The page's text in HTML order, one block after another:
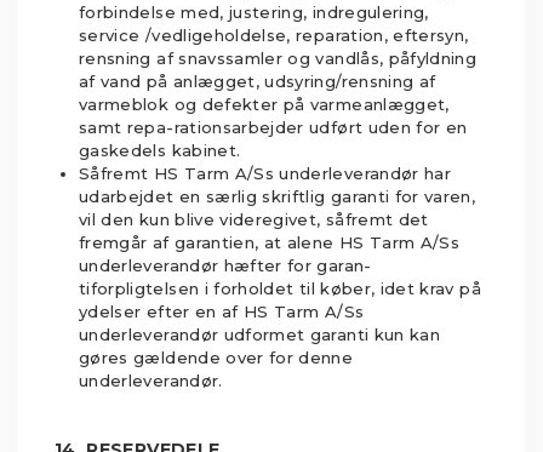
forbindelse med, justering, indregulering,
service /vedligeholdelse, reparation, eftersyn,
rensning af snavssamler og vandlås, påfyldning
af vand på anlægget, udsyring/rensning af
varmeblok og defekter på varmeanlægget,
samt repa-rationsarbejder udført uden for en
gaskedels kabinet.
Såfremt HS Tarm A/Ss underleverandør har
udarbejdet en særlig skriftlig garanti for varen,
vil den kun blive videregivet, såfremt det
fremgår af garantien, at alene HS Tarm A/Ss
underleverandør hæfter for garan-
tiforpligtelsen i forholdet til køber, idet krav på
ydelser efter en af HS Tarm A/Ss
underleverandør udformet garanti kun kan
gøres gældende over for denne
underleverandør.